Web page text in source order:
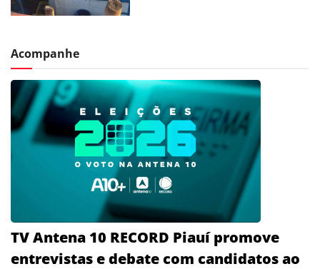
Acompanhe
TV Antena 10 RECORD Piauí promove
entrevistas e debate com candidatos ao